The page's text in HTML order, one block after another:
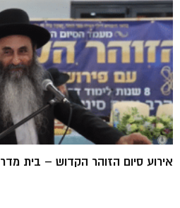
אירוע סיום הזוהר הקדוש – בית